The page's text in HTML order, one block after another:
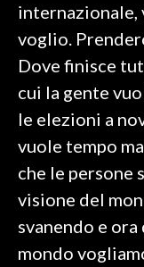
INSULARITÀ
INFO AZIENDE
ABBONATI
PUBBLICITÀ
internazionale,
voglio.
Dove finisce
cui la gente
le elezioni a
vuole tempo
che le persone
visione del
svanendo e
mondo